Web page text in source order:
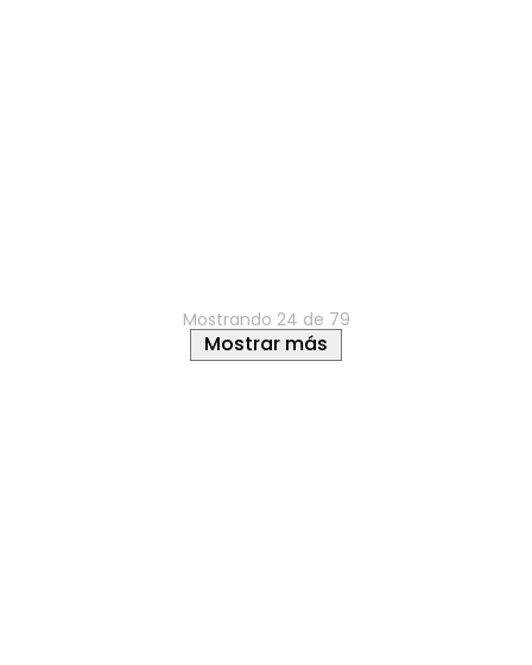
Mostrando 24 de 79
Mostrar más